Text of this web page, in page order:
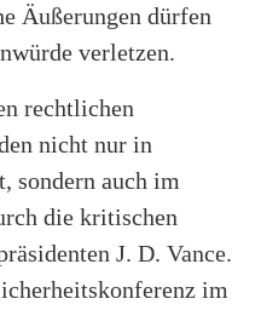
Äußerungen dürfen
verletzen.
rechtlichen
nicht nur in
sondern auch im
die kritischen
J. D. Vance.
im